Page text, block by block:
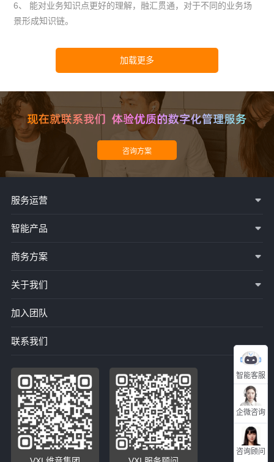
6、 能对业务知识点更好的理解，融汇贯通，对于不同的业务场
景形成知识链。
智能客服
企微咨询
咨询顾问
服务运营
智能产品
商务方案
关于我们
加入团队
联系我们